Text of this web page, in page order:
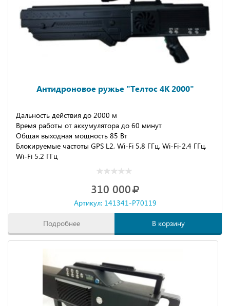
Антидроновое ружье "Телтос 4К 2000"
Дальность действия до 2000 м
Время работы от аккумулятора до 60 минут
Общая выходная мощность 85 Вт
Блокируемые частоты GPS L2, Wi-Fi 5.8 ГГц, Wi-Fi-2.4 ГГц,
Wi-Fi 5.2 ГГц
310 000
Артикул: 141341-P70119
Подробнее В корзину